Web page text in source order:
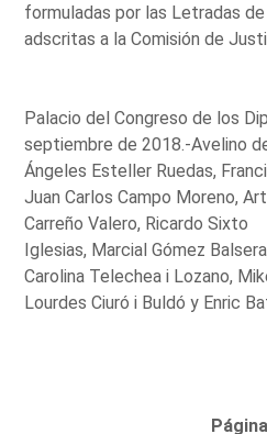
formuladas por las Letradas
adscritas a la Comisión de
Palacio del Congreso de los
septiembre de 2018.-Avelino
Ángeles Esteller Ruedas,
Juan Carlos Campo Moreno,
Carreño Valero, Ricardo Sixto
Iglesias, Marcial Gómez
Carolina Telechea i Lozano,
Lourdes Ciuró i Buldó y Enric